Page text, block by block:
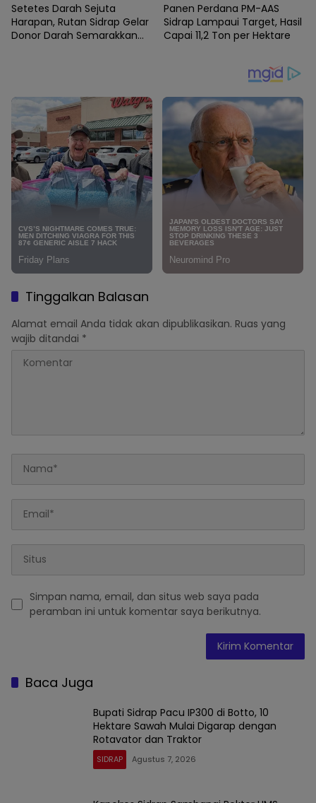
Setetes Darah Sejuta
Harapan, Rutan Sidrap Gelar
Donor Darah Semarakkan
Panen Perdana PM-AAS
Sidrap Lampaui Target, Hasil
Capai 11,2 Ton per Hektare
Tinggalkan Balasan
Alamat email Anda tidak akan dipublikasikan. Ruas yang
wajib ditandai *
Simpan nama, email, dan situs web saya pada
peramban ini untuk komentar saya berikutnya.
Baca Juga
Bupati Sidrap Pacu IP300 di Botto, 10
Hektare Sawah Mulai Digarap dengan
Rotavator dan Traktor
SIDRAP Agustus 7, 2026